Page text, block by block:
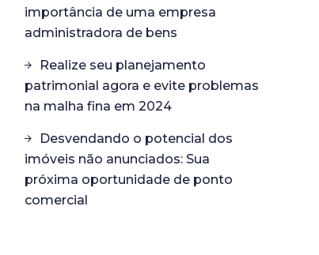
importância de uma empresa
administradora de bens
Realize seu planejamento
patrimonial agora e evite problemas
na malha fina em 2024
Desvendando o potencial dos
imóveis não anunciados: Sua
próxima oportunidade de ponto
comercial